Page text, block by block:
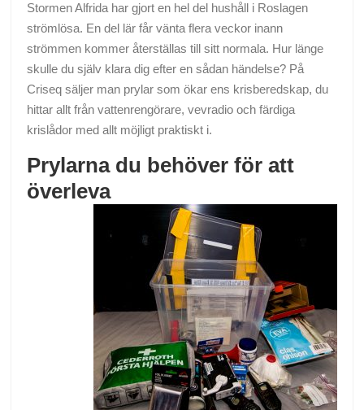
Stormen Alfrida har gjort en hel del hushåll i Roslagen
strömlösa. En del lär får vänta flera veckor inann
strömmen kommer återställas till sitt normala. Hur länge
skulle du själv klara dig efter en sådan händelse? På
Criseq säljer man prylar som ökar ens krisberedskap, du
hittar allt från vattenrengörare, vevradio och färdiga
krislådor med allt möjligt praktiskt i.
Prylarna du behöver för att
överleva